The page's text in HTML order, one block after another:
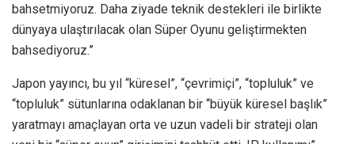
bahsetmiyoruz. Daha ziyade teknik destekleri ile birlikte
dünyaya ulaştırılacak olan Süper Oyunu geliştirmekten
bahsediyoruz.”
Japon yayıncı, bu yıl “küresel”, “çevrimiçi”, “topluluk” ve
“topluluk” sütunlarına odaklanan bir “büyük küresel başlık”
yaratmayı amaçlayan orta ve uzun vadeli bir strateji olan